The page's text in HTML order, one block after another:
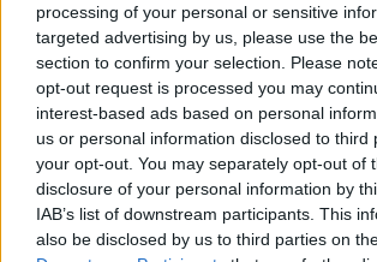
processing of your personal or sensitive
targeted advertising by us, please use the
section to confirm your selection. Please
opt-out request is processed you may
interest-based ads based on personal
us or personal information disclosed to third
your opt-out. You may separately opt-out of
disclosure of your personal information by
IAB’s list of downstream participants. This
also be disclosed by us to third parties on
piscine all’aperto e di piscine
ciascuna con diverse
dell’acqua (dai 18 ai 34°. La
interna per i bambini è stabile
una piscina con acqua salina,
fitness e un centro Spa, saune
vapore, un caffè, un bistrot,
parcheggio sotterraneo,